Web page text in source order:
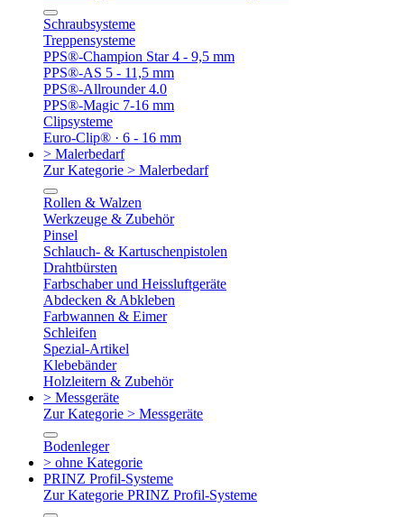
Schraubsysteme
Treppensysteme
PPS®-Champion Star 4 - 9,5 mm
PPS®-AS 5 - 11,5 mm
PPS®-Allrounder 4.0
PPS®-Magic 7-16 mm
Clipsysteme
Euro-Clip® · 6 - 16 mm
> Malerbedarf
Zur Kategorie > Malerbedarf
Rollen & Walzen
Werkzeuge & Zubehör
Pinsel
Schlauch- & Kartuschenpistolen
Drahtbürsten
Farbschaber und Heissluftgeräte
Abdecken & Abkleben
Farbwannen & Eimer
Schleifen
Spezial-Artikel
Klebebänder
Holzleitern & Zubehör
> Messgeräte
Zur Kategorie > Messgeräte
Bodenleger
> ohne Kategorie
PRINZ Profil-Systeme
Zur Kategorie PRINZ Profil-Systeme